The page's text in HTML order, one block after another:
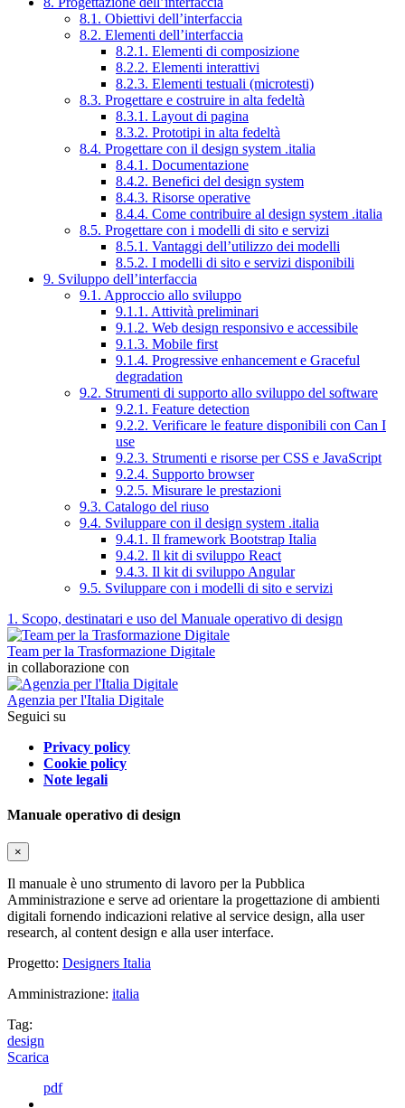
8.1. Obiettivi dell’interfaccia
8.2. Elementi dell’interfaccia
8.2.1. Elementi di composizione
8.2.2. Elementi interattivi
8.2.3. Elementi testuali (microtesti)
8.3. Progettare e costruire in alta fedeltà
8.3.1. Layout di pagina
8.3.2. Prototipi in alta fedeltà
8.4. Progettare con il design system .italia
8.4.1. Documentazione
8.4.2. Benefici del design system
8.4.3. Risorse operative
8.4.4. Come contribuire al design system .italia
8.5. Progettare con i modelli di sito e servizi
8.5.1. Vantaggi dell’utilizzo dei modelli
8.5.2. I modelli di sito e servizi disponibili
9. Sviluppo dell’interfaccia
9.1. Approccio allo sviluppo
9.1.1. Attività preliminari
9.1.2. Web design responsivo e accessibile
9.1.3. Mobile first
9.1.4. Progressive enhancement e Graceful
degradation
9.2. Strumenti di supporto allo sviluppo del software
9.2.1. Feature detection
9.2.2. Verificare le feature disponibili con Can I
use
9.2.3. Strumenti e risorse per CSS e JavaScript
9.2.4. Supporto browser
9.2.5. Misurare le prestazioni
9.3. Catalogo del riuso
9.4. Sviluppare con il design system .italia
9.4.1. Il framework Bootstrap Italia
9.4.2. Il kit di sviluppo React
9.4.3. Il kit di sviluppo Angular
9.5. Sviluppare con i modelli di sito e servizi
1. Scopo, destinatari e uso del Manuale operativo di design
Team per la Trasformazione Digitale
in collaborazione con
Agenzia per l'Italia Digitale
Seguici su
Privacy policy
Cookie policy
Note legali
Manuale operativo di design
×
Il manuale è uno strumento di lavoro per la Pubblica
Amministrazione e serve ad orientare la progettazione di ambienti
digitali fornendo indicazioni relative al service design, alla user
research, al content design e alla user interface.
Progetto: Designers Italia
Amministrazione: italia
Tag:
design
Scarica
pdf